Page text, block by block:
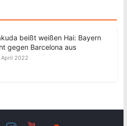
beißt weißen Hai: Bayern
gegen Barcelona aus
April 2022